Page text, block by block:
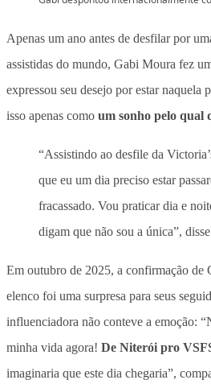
Apenas um ano antes de desfilar por
assistidas do mundo, Gabi Moura fez
expressou seu desejo por estar naquela
isso apenas como um sonho pelo qual
“Assistindo ao desfile da
que eu um dia preciso estar
fracassado. Vou praticar dia e
digam que não sou a única”,
Em outubro de 2025, a confirmação de
elenco foi uma surpresa para seus
influenciadora não conteve a emoção:
minha vida agora! De Niterói pro
imaginaria que este dia chegaria”,